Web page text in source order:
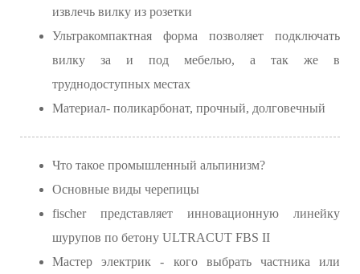
извлечь вилку из розетки
Ультракомпактная форма позволяет подключать
вилку за и под мебелью, а так же в
труднодоступных местах
Материал- поликарбонат, прочный, долговечный
Что такое промышленный альпинизм?
Основные виды черепицы
fischer представляет инновационную линейку
шурупов по бетону ULTRACUT FBS II
Мастер электрик - кого выбрать частника или